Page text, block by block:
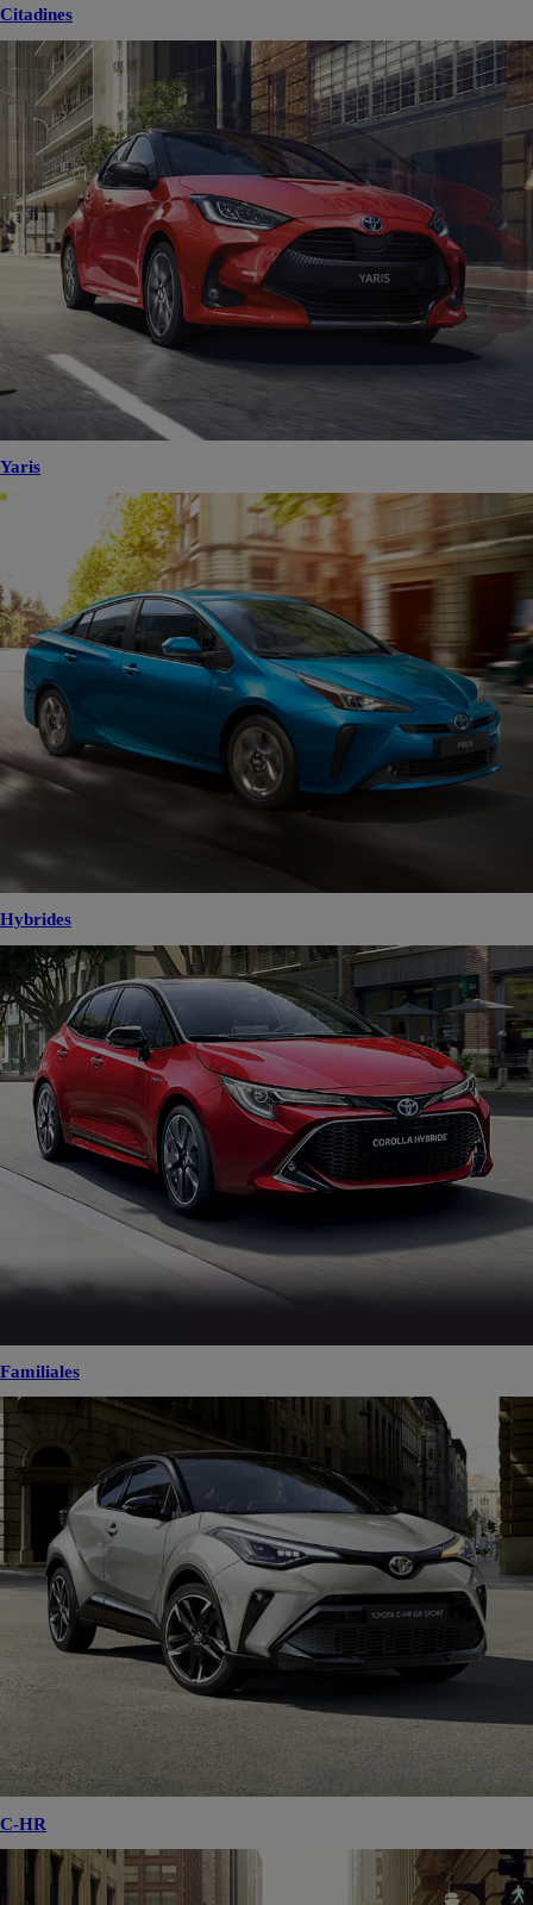
Citadines
Yaris
Hybrides
Familiales
C-HR